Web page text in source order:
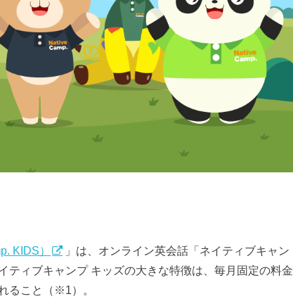
KIDS）
」は、オンライン英会話「ネイティブキャン
ティブキャンプ キッズの大きな特徴は、毎月固定の料金
ること（※1）。